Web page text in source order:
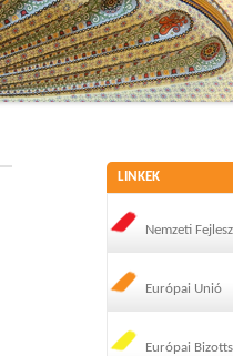
LINKEK
Nemzeti
Európai Unió
Európai